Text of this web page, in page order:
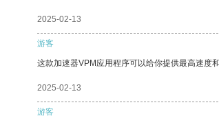
2025-02-13
游客
这款加速器VPM应用程序可以给你提供最高速度
2025-02-13
游客